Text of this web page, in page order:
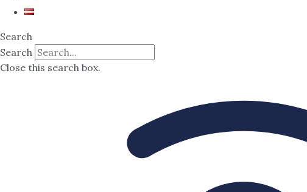
Search
Search
Close this search box.